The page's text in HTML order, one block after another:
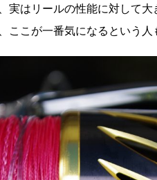
実はリールの性能に対して
ここが一番気になるという人